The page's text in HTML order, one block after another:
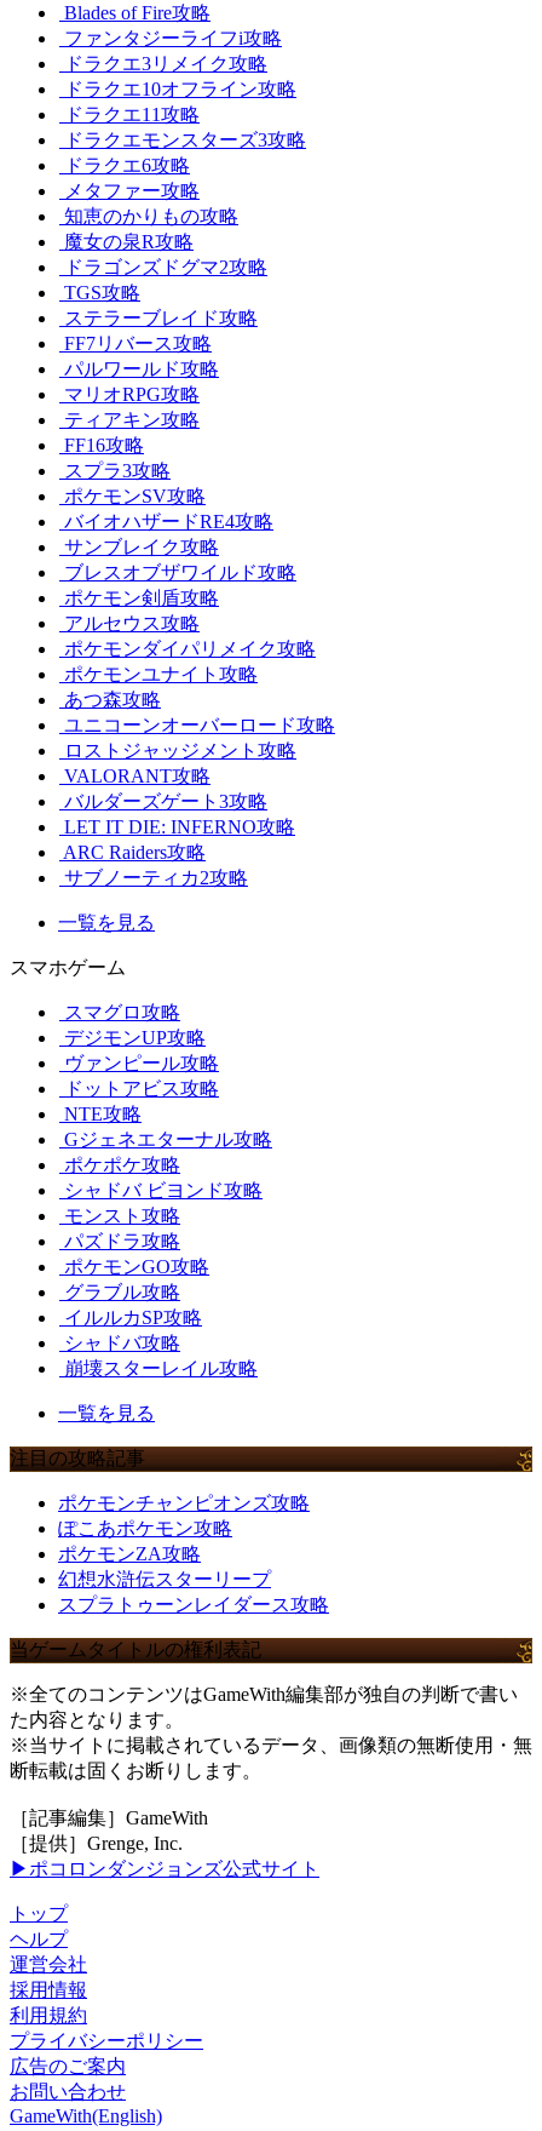
Blades of Fire攻略
ファンタジーライフi攻略
ドラクエ3リメイク攻略
ドラクエ10オフライン攻略
ドラクエ11攻略
ドラクエモンスターズ3攻略
ドラクエ6攻略
メタファー攻略
知恵のかりもの攻略
魔女の泉R攻略
ドラゴンズドグマ2攻略
TGS攻略
ステラーブレイド攻略
FF7リバース攻略
パルワールド攻略
マリオRPG攻略
ティアキン攻略
FF16攻略
スプラ3攻略
ポケモンSV攻略
バイオハザードRE4攻略
サンブレイク攻略
ブレスオブザワイルド攻略
ポケモン剣盾攻略
アルセウス攻略
ポケモンダイパリメイク攻略
ポケモンユナイト攻略
あつ森攻略
ユニコーンオーバーロード攻略
ロストジャッジメント攻略
VALORANT攻略
バルダーズゲート3攻略
LET IT DIE: INFERNO攻略
ARC Raiders攻略
サブノーティカ2攻略
一覧を見る
スマホゲーム
スマグロ攻略
デジモンUP攻略
ヴァンピール攻略
ドットアビス攻略
NTE攻略
Gジェネエターナル攻略
ポケポケ攻略
シャドバ ビヨンド攻略
モンスト攻略
パズドラ攻略
ポケモンGO攻略
グラブル攻略
イルルカSP攻略
シャドバ攻略
崩壊スターレイル攻略
一覧を見る
注目の攻略記事
ポケモンチャンピオンズ攻略
ぽこあポケモン攻略
ポケモンZA攻略
幻想水滸伝スターリープ
スプラトゥーンレイダース攻略
当ゲームタイトルの権利表記
※全てのコンテンツはGameWith編集部が独自の判断で書い
た内容となります。
※当サイトに掲載されているデータ、画像類の無断使用・無
断転載は固くお断りします。
［記事編集］GameWith
［提供］Grenge, Inc.
▶ポコロンダンジョンズ公式サイト
トップ
ヘルプ
運営会社
採用情報
利用規約
プライバシーポリシー
広告のご案内
お問い合わせ
GameWith(English)